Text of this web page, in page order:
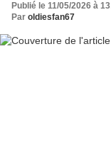
Publié le 11/05/2026 à
Par oldiesfan67